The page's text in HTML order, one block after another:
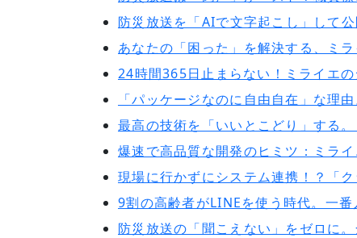
防災放送を「AIで文字起こし」して
あなたの「困った」を解決する、ミ
24時間365日止まらない！ミライエ
「パッケージなのに自由自在」な理
最高の技術を「いいとこどり」する
爆速で高品質な開発のヒミツ：ミラ
現場に行かずにシステム連携！？「
9割の高齢者がLINEを使う時代。一
防災放送の「聞こえない」をゼロに